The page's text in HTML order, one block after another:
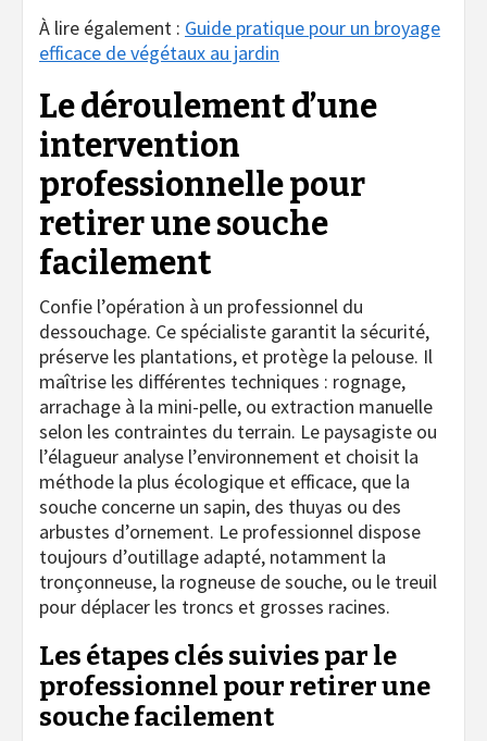
À lire également : Guide pratique pour un broyage
efficace de végétaux au jardin
Le déroulement d’une
intervention
professionnelle pour
retirer une souche
facilement
Confie l’opération à un professionnel du
dessouchage. Ce spécialiste garantit la sécurité,
préserve les plantations, et protège la pelouse. Il
maîtrise les différentes techniques : rognage,
arrachage à la mini-pelle, ou extraction manuelle
selon les contraintes du terrain. Le paysagiste ou
l’élagueur analyse l’environnement et choisit la
méthode la plus écologique et efficace, que la
souche concerne un sapin, des thuyas ou des
arbustes d’ornement. Le professionnel dispose
toujours d’outillage adapté, notamment la
tronçonneuse, la rogneuse de souche, ou le treuil
pour déplacer les troncs et grosses racines.
Les étapes clés suivies par le
professionnel pour retirer une
souche facilement